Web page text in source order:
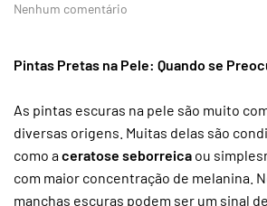
Nenhum comentário
devo
?
Pintas Pretas na Pele: Quando se
As pintas escuras na pele são muito
diversas origens. Muitas delas são
como aceratose seborreica ou
com maior concentração de melanina.
manchas escuras podem ser um sinal